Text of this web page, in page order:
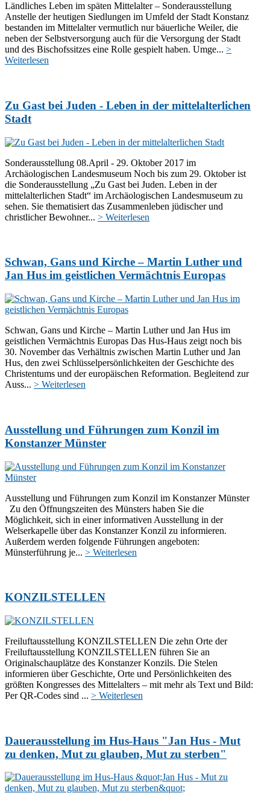
Ländliches Leben im späten Mittelalter – Sonderausstellung
Anstelle der heutigen Siedlungen im Umfeld der Stadt Konstanz
bestanden im Mittelalter vermutlich nur bäuerliche Weiler, die
neben der Selbstversorgung auch für die Versorgung der Stadt
und des Bischofssitzes eine Rolle gespielt haben. Umge... >
Weiterlesen
Zu Gast bei Juden - Leben in der mittelalterlichen
Stadt
Sonderausstellung 08.April - 29. Oktober 2017 im
Archäologischen Landesmuseum Noch bis zum 29. Oktober ist
die Sonderausstellung „Zu Gast bei Juden. Leben in der
mittelalterlichen Stadt“ im Archäologischen Landesmuseum zu
sehen. Sie thematisiert das Zusammenleben jüdischer und
christlicher Bewohner... > Weiterlesen
Schwan, Gans und Kirche – Martin Luther und
Jan Hus im geistlichen Vermächtnis Europas
Schwan, Gans und Kirche – Martin Luther und Jan Hus im
geistlichen Vermächtnis Europas Das Hus-Haus zeigt noch bis
30. November das Verhältnis zwischen Martin Luther und Jan
Hus, den zwei Schlüsselpersönlichkeiten der Geschichte des
Christentums und der europäischen Reformation. Begleitend zur
Auss... > Weiterlesen
Ausstellung und Führungen zum Konzil im
Konstanzer Münster
Ausstellung und Führungen zum Konzil im Konstanzer Münster
Zu den Öffnungszeiten des Münsters haben Sie die
Möglichkeit, sich in einer informativen Ausstellung in der
Welserkapelle über das Konstanzer Konzil zu informieren.
Außerdem werden folgende Führungen angeboten:
Münsterführung je... > Weiterlesen
KONZILSTELLEN
Freiluftausstellung KONZILSTELLEN Die zehn Orte der
Freiluftausstellung KONZILSTELLEN führen Sie an
Originalschauplätze des Konstanzer Konzils. Die Stelen
informieren über Geschichte, Orte und Persönlichkeiten des
größten Kongresses des Mittelalters – mit mehr als Text und Bild:
Per QR-Codes sind ... > Weiterlesen
Dauerausstellung im Hus-Haus "Jan Hus - Mut
zu denken, Mut zu glauben, Mut zu sterben"